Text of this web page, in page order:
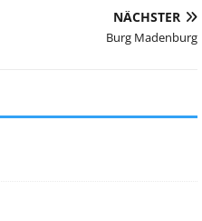
NÄCHSTER
Burg Madenburg